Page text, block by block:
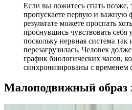
Если вы ложитесь спать позже,
пропускаете первую и важную
результате можете проспать
проснувшись чувствовать себя
поскольку нервная система так
перезагрузилась. Человек
график биологических часов,
синхронизированы с временем
Малоподвижный образ